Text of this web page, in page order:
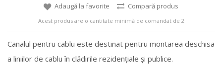
Adaugă la favorite Compară produs
Acest produs are o cantitate minimă de comandat de 2
Canalul pentru cablu este destinat pentru montarea deschisa
a liniilor de cablu în clădirile rezidențiale și publice.